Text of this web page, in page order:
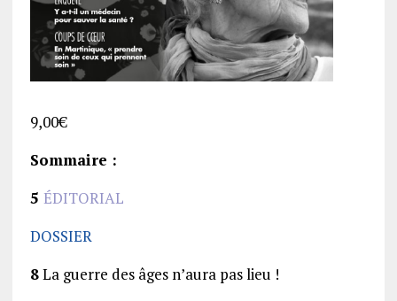
9,00€
Sommaire :
5 ÉDITORIAL
DOSSIER
8La guerre des âges n’aura pas lieu !